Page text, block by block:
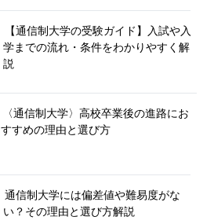
【通信制大学の受験ガイド】入試や入
学までの流れ・条件をわかりやすく解
説
〈通信制大学〉高校卒業後の進路にお
すすめの理由と選び方
通信制大学には偏差値や難易度がな
い？その理由と選び方解説